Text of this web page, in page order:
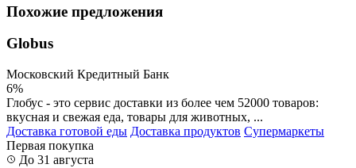
Похожие предложения
Globus
Московский Кредитный Банк
6%
Глобус - это сервис доставки из более чем 52000 товаров:
вкусная и свежая еда, товары для животных, ...
Доставка готовой еды Доставка продуктов Супермаркеты
Первая покупка
До 31 августа